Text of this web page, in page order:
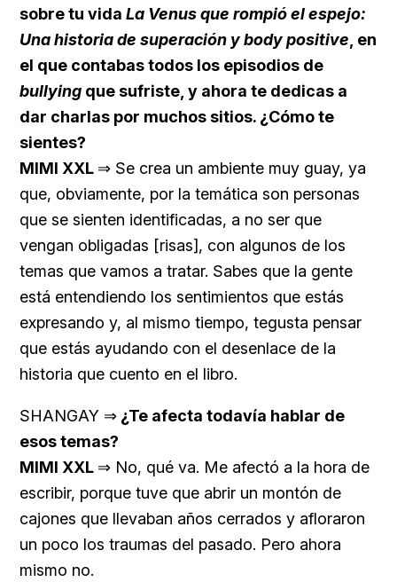
sobre tu vida La Venus que rompió el espejo:
Una historia de superación y body positive , en
el que contabas todos los episodios de
bullying que sufriste, y ahora te dedicas a
dar charlas por muchos sitios. ¿Cómo te
sientes?
MIMI XXL ⇒ Se crea un ambiente muy guay, ya
que, obviamente, por la temática son personas
que se sienten identificadas, a no ser que
vengan obligadas [risas], con algunos de los
temas que vamos a tratar. Sabes que la gente
está entendiendo los sentimientos que estás
expresando y, al mismo tiempo, tegusta pensar
que estás ayudando con el desenlace de la
historia que cuento en el libro.
SHANGAY ⇒ ¿Te afecta todavía hablar de
esos temas?
MIMI XXL ⇒ No, qué va. Me afectó a la hora de
escribir, porque tuve que abrir un montón de
cajones que llevaban años cerrados y afloraron
un poco los traumas del pasado. Pero ahora
mismo no.